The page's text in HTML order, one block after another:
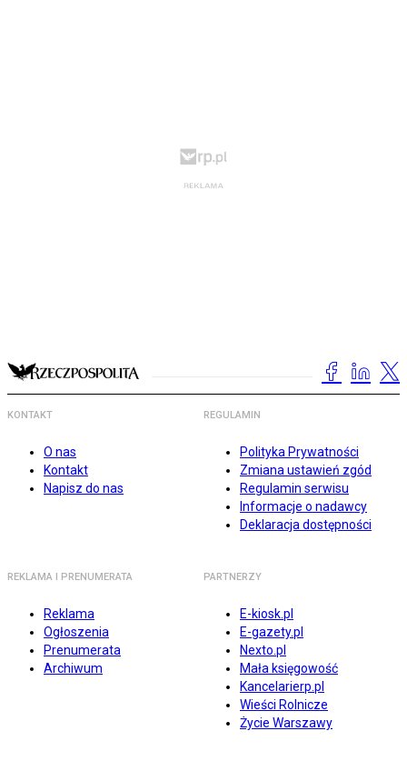
KONTAKT
O nas
Kontakt
Napisz do nas
REGULAMIN
Polityka Prywatności
Zmiana ustawień zgód
Regulamin serwisu
Informacje o nadawcy
Deklaracja dostępności
REKLAMA I PRENUMERATA
Reklama
Ogłoszenia
Prenumerata
Archiwum
PARTNERZY
E-kiosk.pl
E-gazety.pl
Nexto.pl
Mała księgowość
Kancelarierp.pl
Wieści Rolnicze
Życie Warszawy